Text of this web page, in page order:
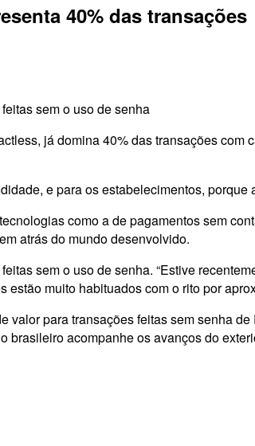
40% das transações
sem o uso de senha
já domina 40% das transações
e para os estabelecimentos,
como a de pagamentos sem
atrás do mundo desenvolvido.
sem o uso de senha. “Estive
muito habituados com o rito por
valor para transações feitas sem senha
brasileiro acompanhe os avanços do